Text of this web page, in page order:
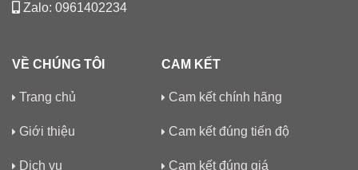
Zalo: 0961402234
VỀ CHÚNG TÔI
Trang chủ
Giới thiệu
Dịch vụ
CAM KẾT
Cam kết chính hãng
Cam kết đúng tiến độ
Cam kết đúng giá